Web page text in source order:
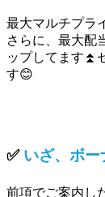
最大マルチプラ
さらに、最大配
ップしてます⏫
す😊
✅ いざ、ボー
前項でご案内し